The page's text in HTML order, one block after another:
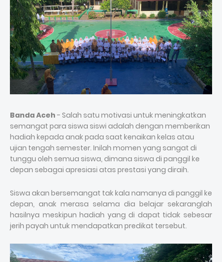
Banda Aceh - Salah satu motivasi untuk meningkatkan
semangat para siswa siswi adalah dengan memberikan
hadiah kepada anak pada saat kenaikan kelas atau
ujian tengah semester. Inilah momen yang sangat di
tunggu oleh semua siswa, dimana siswa di panggil ke
depan sebagai apresiasi atas prestasi yang diraih.
Siswa akan bersemangat tak kala namanya di panggil ke
depan, anak merasa selama dia belajar sekaranglah
hasilnya meskipun hadiah yang di dapat tidak sebesar
jerih payah untuk mendapatkan predikat tersebut.